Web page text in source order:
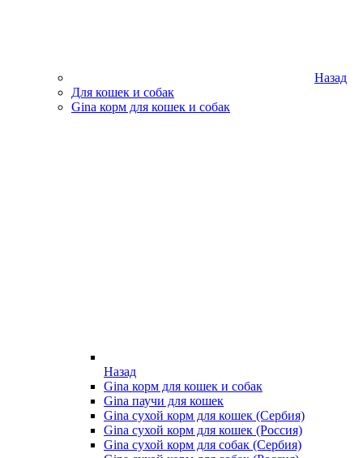
Назад
Для кошек и собак
Gina корм для кошек и собак
Назад
Gina корм для кошек и собак
Gina паучи для кошек
Gina сухой корм для кошек (Сербия)
Gina сухой корм для кошек (Россия)
Gina сухой корм для собак (Сербия)